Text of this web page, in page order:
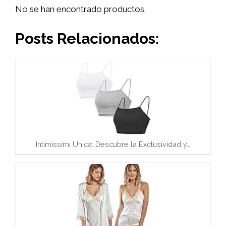
No se han encontrado productos.
Posts Relacionados:
Intimissimi Unica: Descubre la Exclusividad y…